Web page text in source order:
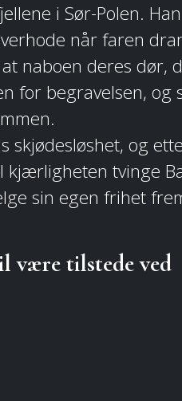
i Sør-Polen. Han
når faren
naboen deres dør,
for begravelsen, og
skjødesløshet, og
kjærligheten tvinge
sin egen frihet
være tilstede ved